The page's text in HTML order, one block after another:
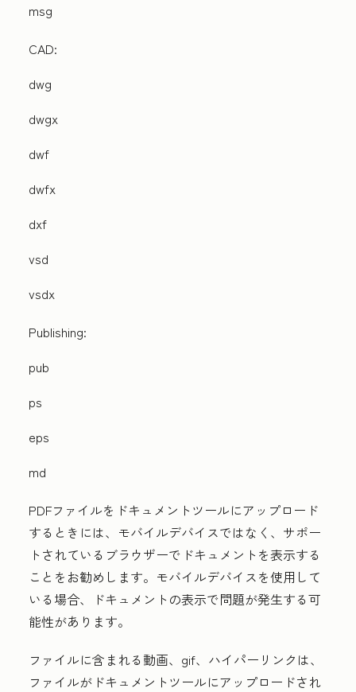
msg
CAD:
dwg
dwgx
dwf
dwfx
dxf
vsd
vsdx
Publishing:
pub
ps
eps
md
PDFファイルをドキュメントツールにアップロード
するときには、モバイルデバイスではなく、サポー
トされているブラウザーでドキュメントを表示する
ことをお勧めします。モバイルデバイスを使用して
いる場合、ドキュメントの表示で問題が発生する可
能性があります。
ファイルに含まれる動画、gif、ハイパーリンクは、
ファイルがドキュメントツールにアップロードされ